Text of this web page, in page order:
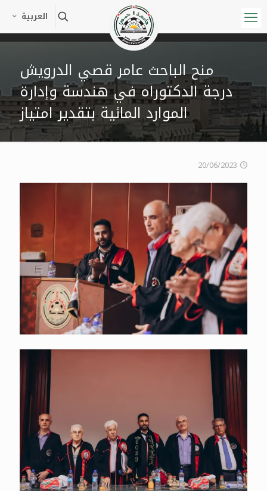
العربية
منح الباحث عامر قصي الدرويش
درجة الدكتوراه في هندسة وإدارة
الموارد المائية بتقدير امتياز
20/06/2023